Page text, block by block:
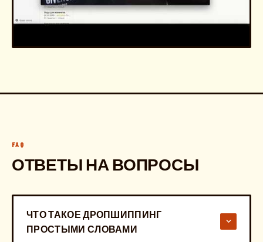
FAQ
ОТВЕТЫ НА ВОПРОСЫ
ЧТО ТАКОЕ ДРОПШИППИНГ
ПРОСТЫМИ СЛОВАМИ